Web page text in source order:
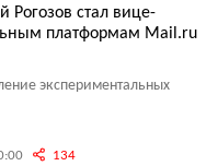
Рогозов стал вице-
платформам Mail.ru
экспериментальных
134